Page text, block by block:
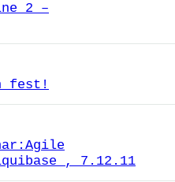
2 –
fest!
, 7.12.11